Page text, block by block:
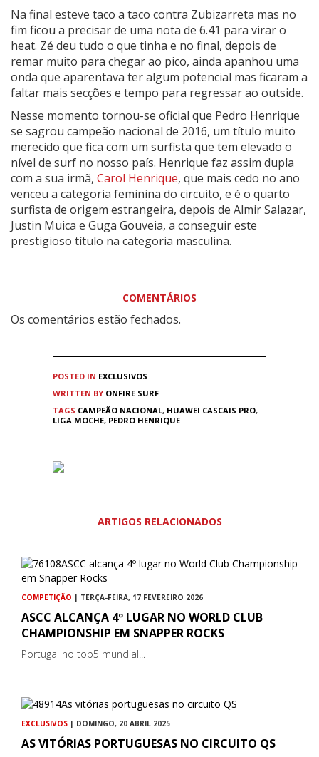
Na final esteve taco a taco contra Zubizarreta mas no
fim ficou a precisar de uma nota de 6.41 para virar o
heat. Zé deu tudo o que tinha e no final, depois de
remar muito para chegar ao pico, ainda apanhou uma
onda que aparentava ter algum potencial mas ficaram a
faltar mais secções e tempo para regressar ao outside.
Nesse momento tornou-se oficial que Pedro Henrique
se sagrou campeão nacional de 2016, um título muito
merecido que fica com um surfista que tem elevado o
nível de surf no nosso país. Henrique faz assim dupla
com a sua irmã, Carol Henrique, que mais cedo no ano
venceu a categoria feminina do circuito, e é o quarto
surfista de origem estrangeira, depois de Almir Salazar,
Justin Muica e Guga Gouveia, a conseguir este
prestigioso título na categoria masculina.
COMENTÁRIOS
Os comentários estão fechados.
POSTED IN EXCLUSIVOS
WRITTEN BY ONFIRE SURF
TAGS CAMPEÃO NACIONAL, HUAWEI CASCAIS PRO,
LIGA MOCHE, PEDRO HENRIQUE
ARTIGOS RELACIONADOS
COMPETIÇÃO | TERÇA-FEIRA, 17 FEVEREIRO 2026
ASCC ALCANÇA 4º LUGAR NO WORLD CLUB
CHAMPIONSHIP EM SNAPPER ROCKS
Portugal no top5 mundial...
EXCLUSIVOS | DOMINGO, 20 ABRIL 2025
AS VITÓRIAS PORTUGUESAS NO CIRCUITO QS